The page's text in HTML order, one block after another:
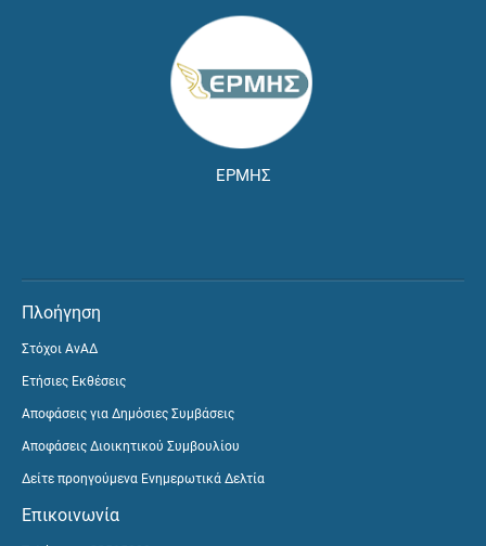
ΕΡΜΗΣ
Πλοήγηση
Στόχοι ΑνΑΔ
Ετήσιες Εκθέσεις
Αποφάσεις για Δημόσιες Συμβάσεις
Αποφάσεις Διοικητικού Συμβουλίου
Δείτε προηγούμενα Ενημερωτικά Δελτία
Επικοινωνία